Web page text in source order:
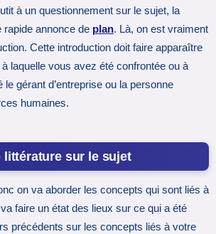
à un questionnement sur le sujet, la
rapide annonce de plan. Là, on est vraiment
Cette introduction doit faire apparaître
laquelle vous avez été confrontée ou à
le gérant d’entreprise ou la personne
humaines.
littérature sur le sujet
on va aborder les concepts qui sont liés à
faire un état des lieux sur ce qui a été
précédents sur les concepts liés à votre